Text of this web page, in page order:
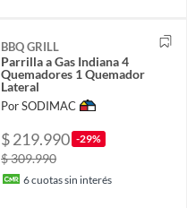
BBQ GRILL
Parrilla a Gas Indiana 4
Quemadores 1 Quemador
Lateral
Por SODIMAC
$ 219.990 -29%
$ 309.990
6cuotas sin interés